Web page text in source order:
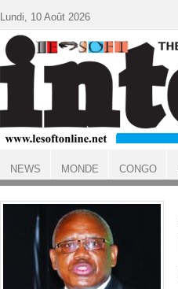
ACCUEIL
Lundi, 10 Août 2026
NEWS MONDE CONGO